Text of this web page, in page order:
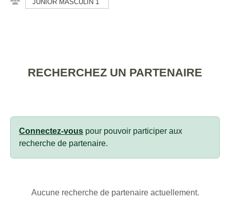
JUNIOR MASCULIN 1
RECHERCHEZ UN PARTENAIRE
Connectez-vous pour pouvoir participer aux
recherche de partenaire.
Aucune recherche de partenaire actuellement.